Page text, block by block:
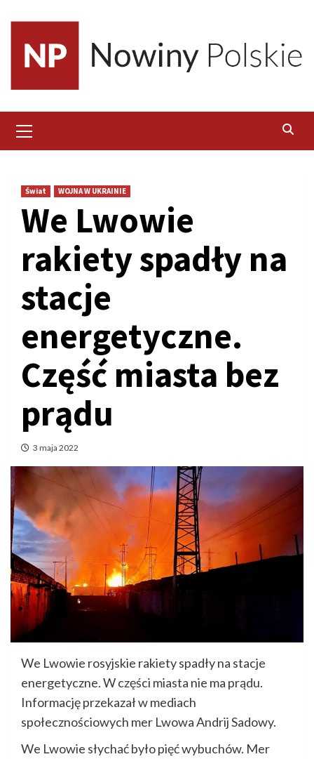
content
Menu
Świat WOJNA W UKRAINIE
We Lwowie
rakiety spadły na
stacje
energetyczne.
Część miasta bez
prądu
3 maja 2022
We Lwowie rosyjskie rakiety spadły na stacje
energetyczne. W części miasta nie ma prądu.
Informację przekazał w mediach
społecznościowych mer Lwowa Andrij Sadowy.
We Lwowie słychać było pięć wybuchów. Mer